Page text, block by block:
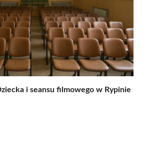
i seansu filmowego w Rypinie